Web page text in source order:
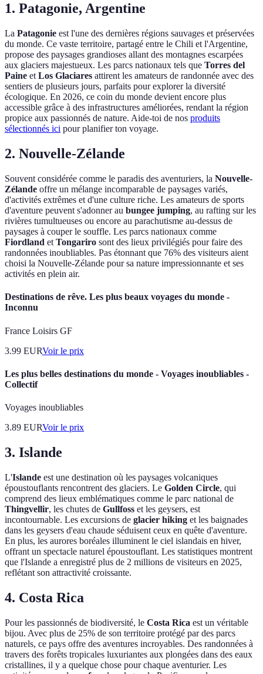
1. Patagonie, Argentine
La Patagonie est l'une des dernières régions sauvages et préservées
du monde. Ce vaste territoire, partagé entre le Chili et l'Argentine,
propose des paysages grandioses allant des montagnes escarpées
aux glaciers majestueux. Les parcs nationaux tels que Torres del
Paine et Los Glaciares attirent les amateurs de randonnée avec des
sentiers de plusieurs jours, parfaits pour explorer la diversité
écologique. En 2026, ce coin du monde devient encore plus
accessible grâce à des infrastructures améliorées, rendant la région
propice aux passionnés de nature. Aide-toi de nos produits
sélectionnés ici pour planifier ton voyage.
2. Nouvelle-Zélande
Souvent considérée comme le paradis des aventuriers, la Nouvelle-
Zélande offre un mélange incomparable de paysages variés,
d'activités extrêmes et d'une culture riche. Les amateurs de sports
d'aventure peuvent s'adonner au bungee jumping, au rafting sur les
rivières tumultueuses ou encore au parachutisme au-dessus de
paysages à couper le souffle. Les parcs nationaux comme
Fiordland et Tongariro sont des lieux privilégiés pour faire des
randonnées inoubliables. Pas étonnant que 76% des visiteurs aient
choisi la Nouvelle-Zélande pour sa nature impressionnante et ses
activités en plein air.
Destinations de rêve. Les plus beaux voyages du monde -
Inconnu
France Loisirs GF
3.99 EURVoir le prix
Les plus belles destinations du monde - Voyages inoubliables -
Collectif
Voyages inoubliables
3.89 EURVoir le prix
3. Islande
L'Islande est une destination où les paysages volcaniques
époustouflants rencontrent des glaciers. Le Golden Circle, qui
comprend des lieux emblématiques comme le parc national de
Thingvellir, les chutes de Gullfoss et les geysers, est
incontournable. Les excursions de glacier hiking et les baignades
dans les geysers d'eau chaude séduisent ceux en quête d'aventure.
En plus, les aurores boréales illuminent le ciel islandais en hiver,
offrant un spectacle naturel époustouflant. Les statistiques montrent
que l'Islande a enregistré plus de 2 millions de visiteurs en 2025,
reflétant son attractivité croissante.
4. Costa Rica
Pour les passionnés de biodiversité, le Costa Rica est un véritable
bijou. Avec plus de 25% de son territoire protégé par des parcs
naturels, ce pays offre des aventures incroyables. Des randonnées à
travers des forêts tropicales luxuriantes aux plongées dans des eaux
cristallines, il y a quelque chose pour chaque aventurier. Les